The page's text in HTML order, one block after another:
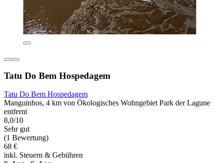
Tatu Do Bem Hospedagem
Tatu Do Bem Hospedagem
Manguinhos, 4 km von Ökologisches Wohngebiet Park der Lagune
entfernt
8,0/10
Sehr gut
(1 Bewertung)
68 €
inkl. Steuern & Gebühren